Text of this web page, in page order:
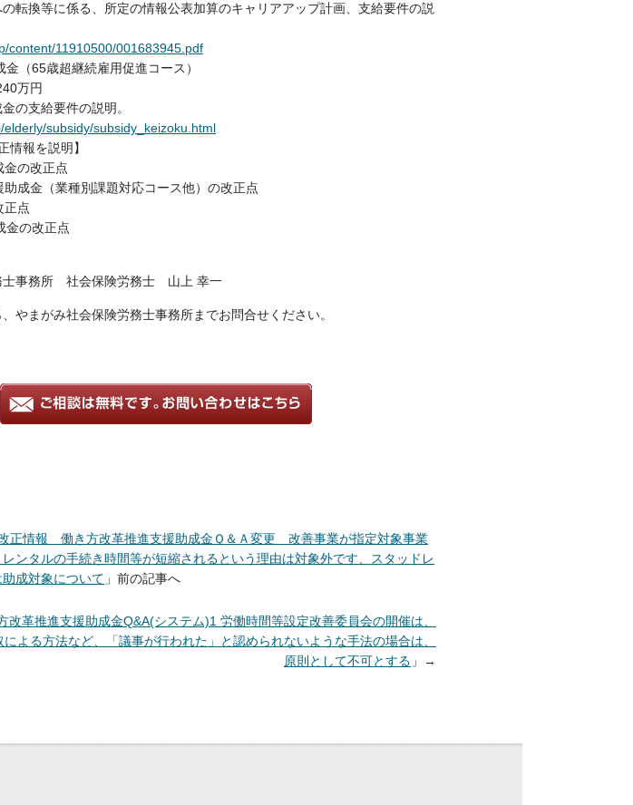
の転換等に係る、所定の情報公表加算のキャリアアップ計画、支給要件の説
content/11910500/001683945.pdf
（65歳超継続雇用促進コース）
万円
の支給要件の説明。
elderly/subsidy/subsidy_keizoku.html
情報を説明】
金の改正点
成金（業種別課題対応コース他）の改正点
正点
金の改正点
士事務所 社会保険労務士 山上 幸一
やまがみ社会保険労務士事務所までお問合せください。
正情報 働き方改革推進支援助成金Ｑ＆Ａ変更 改善事業が指定対象事業
ンタルの手続き時間等が短縮されるという理由は対象外です、スタッドレ
成対象について 」前の記事へ
改革推進支援助成金Q&A(システム)1 労働時間等設定改善委員会の開催は、
による方法など、「議事が行われた」と認められないような手法の場合は、
原則として不可とする 」→